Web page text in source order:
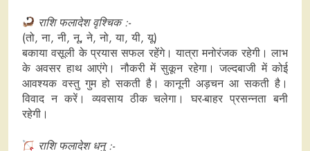
राशि फलादेश वृश्चिक :-
(तो, ना, नी, नू, ने, नो, या, यी, यू)
बकाया वसूली के प्रयास सफल रहेंगे। यात्रा मनोरंजक रहेगी। लाभ
के अवसर हाथ आएंगे। नौकरी में सुकून रहेगा। जल्दबाजी में कोई
आवश्यक वस्तु गुम हो सकती है। कानूनी अड़चन आ सकती है।
विवाद न करें। व्यवसाय ठीक चलेगा। घर-बाहर प्रसन्नता बनी
रहेगी।
राशि फलादेश धनु :-